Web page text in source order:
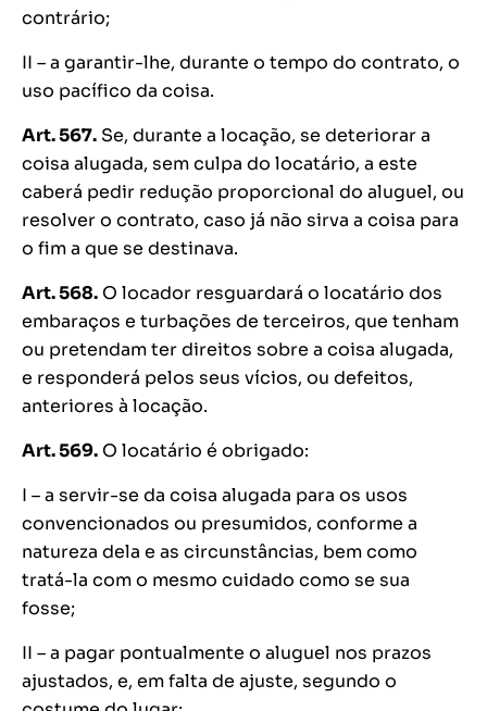
contrário;
II – a garantir-lhe, durante o tempo do contrato, o
uso pacífico da coisa.
Art. 567. Se, durante a locação, se deteriorar a
coisa alugada, sem culpa do locatário, a este
caberá pedir redução proporcional do aluguel, ou
resolver o contrato, caso já não sirva a coisa para
o fim a que se destinava.
Art. 568. O locador resguardará o locatário dos
embaraços e turbações de terceiros, que tenham
ou pretendam ter direitos sobre a coisa alugada,
e responderá pelos seus vícios, ou defeitos,
anteriores à locação.
Art. 569. O locatário é obrigado:
I – a servir-se da coisa alugada para os usos
convencionados ou presumidos, conforme a
natureza dela e as circunstâncias, bem como
tratá-la com o mesmo cuidado como se sua
fosse;
II – a pagar pontualmente o aluguel nos prazos
ajustados, e, em falta de ajuste, segundo o